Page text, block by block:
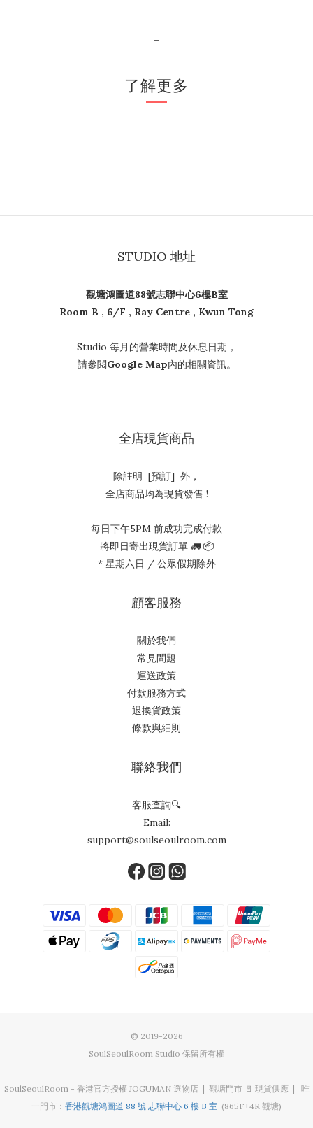
-
了解更多
STUDIO 地址
觀塘鴻圖道88號志聯中心6樓B室
Room B , 6/F , Ray Centre , Kwun Tong
Studio 每月的營業時間及休息日期，
請參閱Google Map內的相關資訊。
全店現貨商品
除註明 [預訂] 外，
全店商品均為現貨發售 !
每日下午5PM 前成功完成付款
將即日寄出現貨訂單 🚛 📦
* 星期六日 / 公眾假期除外
顧客服務
關於我們
常見問題
運送政策
付款服務方式
退換貨政策
條款與細則
聯絡我們
客服查詢🔍
Email:
support@soulseoulroom.com
© 2019-2026
SoulSeoulRoom Studio 保留所有權
SoulSeoulRoom - 香港官方授權 JOGUMAN 選物店 | 觀塘門市 🚪 現貨供應 | 唯
一門市： 香港觀塘鴻圖道 88 號 志聯中心 6 樓 B 室 (865F+4R 觀塘)